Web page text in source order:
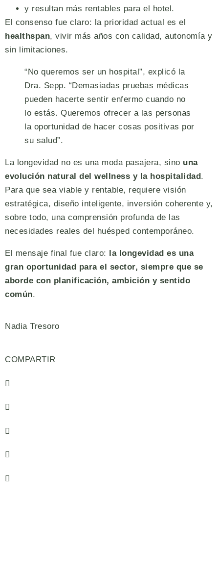
y resultan más rentables para el hotel.
El consenso fue claro: la prioridad actual es el
healthspan, vivir más años con calidad, autonomía y
sin limitaciones.
“No queremos ser un hospital”, explicó la
Dra. Sepp. “Demasiadas pruebas médicas
pueden hacerte sentir enfermo cuando no
lo estás. Queremos ofrecer a las personas
la oportunidad de hacer cosas positivas por
su salud”.
La longevidad no es una moda pasajera, sino una
evolución natural del wellness y la hospitalidad.
Para que sea viable y rentable, requiere visión
estratégica, diseño inteligente, inversión coherente y,
sobre todo, una comprensión profunda de las
necesidades reales del huésped contemporáneo.
El mensaje final fue claro: la longevidad es una
gran oportunidad para el sector, siempre que se
aborde con planificación, ambición y sentido
común.
Nadia Tresoro
COMPARTIR